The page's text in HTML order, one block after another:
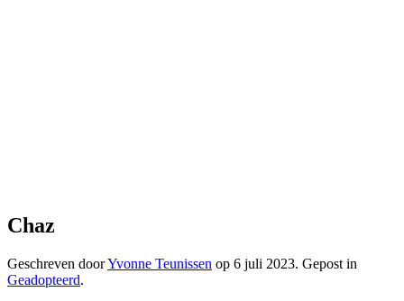
Chaz
Geschreven doorYvonne Teunissen op 6 juli 2023. Gepost in
Geadopteerd.